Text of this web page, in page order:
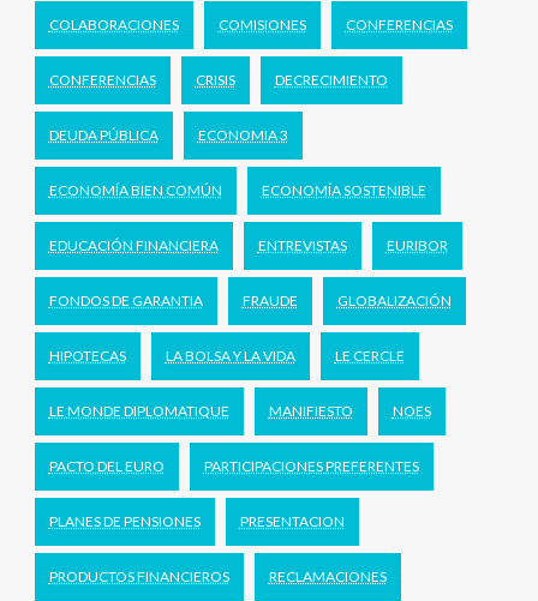
COLABORACIONES COMISIONES CONFERENCIAS
CONFERENCIAS CRISIS DECRECIMIENTO
DEUDA PÚBLICA ECONOMIA 3
ECONOMÍA BIEN COMÚN ECONOMÍA SOSTENIBLE
EDUCACIÓN FINANCIERA ENTREVISTAS EURIBOR
FONDOS DE GARANTIA FRAUDE GLOBALIZACIÓN
HIPOTECAS LA BOLSA Y LA VIDA LE CERCLE
LE MONDE DIPLOMATIQUE MANIFIESTO NOES
PACTO DEL EURO PARTICIPACIONES PREFERENTES
PLANES DE PENSIONES PRESENTACION
PRODUCTOS FINANCIEROS RECLAMACIONES